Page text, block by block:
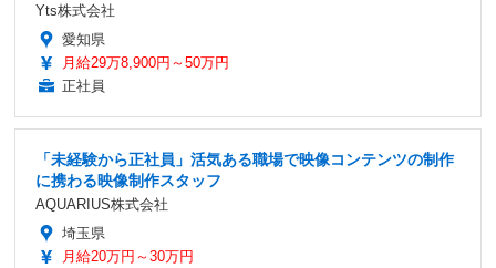
Yts株式会社
愛知県
月給29万8,900円～50万円
正社員
「未経験から正社員」活気ある職場で映像コンテンツの制作
に携わる映像制作スタッフ
AQUARIUS株式会社
埼玉県
月給20万円～30万円